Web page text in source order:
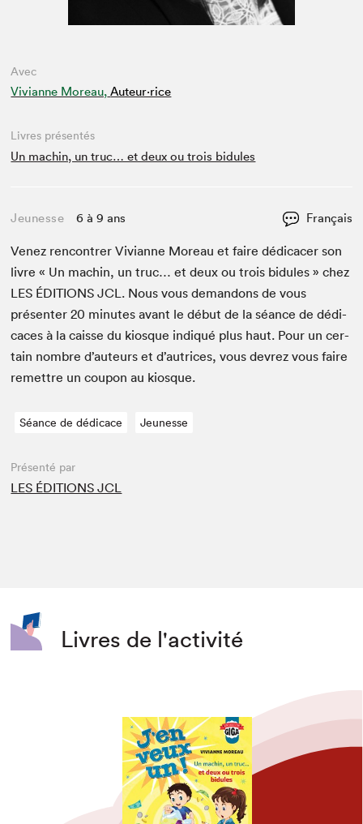
Avec
Vivianne Moreau, Auteur·rice
Livres présentés
Un machin, un truc… et deux ou trois bidules
Jeunesse 6 à 9 ans Français
Venez ren­con­tr­er Vivianne More­au et faire dédi­cac­er son
livre « Un machin, un truc… et deux ou trois bid­ules » chez
LES ÉDI­TIONS JCL. Nous vous deman­dons de vous
présen­ter20 min­utes avant le début de la séance de dédi­
caces à la caisse du kiosque indiqué plus haut. Pour un cer­
tain nom­bre d’auteurs et d’autrices, vous devrez vous faire
remet­tre un coupon au kiosque.
Séance de dédicace Jeunesse
Présenté par
LES ÉDITIONS JCL
Livres de l'activité